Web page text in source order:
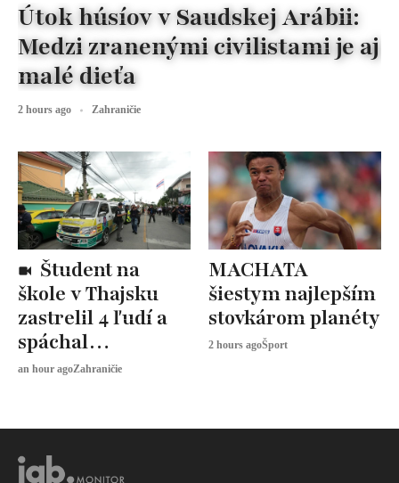
škole v Thajsku
zastrelil 4 ľudí a
spáchal
samovraždu
an hour agoZahraničie
MACHATA
šiestym najlepším
stovkárom planéty
2 hours agoŠport
Útok húsíov v Saudskej Arábii:
Medzi zranenými civilistami je aj
malé dieťa
2 hours ago Zahraničie